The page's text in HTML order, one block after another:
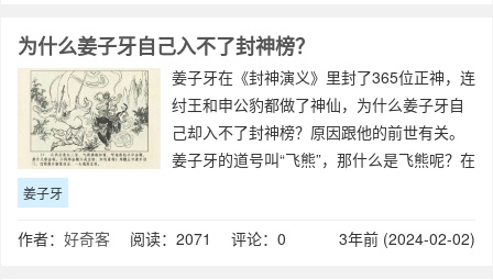
为什么姜子牙自己入不了封神榜？
姜子牙在《封神演义》里封了365位正神，连
纣王和申公豹都做了神仙，为什么姜子牙自
己却入不了封神榜？原因跟他的前世有关。
姜子牙的道号叫“飞熊”，那什么是飞熊呢？在
个成语叫“如虎添翼”，就是这么
姜子牙
作者： 好奇客 阅读：2071 评论：0 3年前 (2024-02-02)